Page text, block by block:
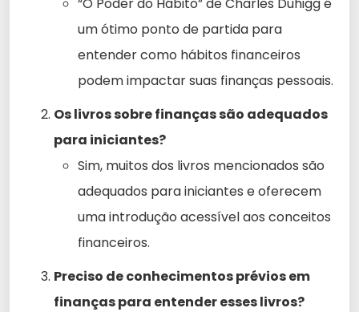
um ótimo ponto de partida para
entender como hábitos financeiros
podem impactar suas finanças pessoais.
Os livros sobre finanças são adequados
para iniciantes?
Sim, muitos dos livros mencionados são
adequados para iniciantes e oferecem
uma introdução acessível aos conceitos
financeiros.
Preciso de conhecimentos prévios em
finanças para entender esses livros?